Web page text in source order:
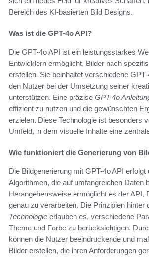
Bereich des KI-basierten Bild Designs.
Was ist die GPT-4o API?
Die GPT-4o API ist ein leistungsstarkes
Entwicklern ermöglicht, Bilder nach
erstellen. Sie beinhaltet verschiedene
den Nutzer bei der Umsetzung seiner
unterstützen. Eine präzise GPT-4o
effizient zu nutzen und die gewünschten
erzielen. Diese Technologie ist besonders
Umfeld, in dem visuelle Inhalte eine
Wie funktioniert die Generierung von
Die Bildgenerierung mit GPT-4o API
Algorithmen, die auf umfangreichen Daten
Herangehensweise ermöglicht es der API,
genau zu verarbeiten. Die Prinzipien hinter
Technologie erlauben es, verschiedene
Thema und Farbe zu berücksichtigen.
können die Nutzer beeindruckende und
Bilder erstellen, die ihren Anforderungen